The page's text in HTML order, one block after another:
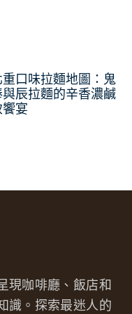
重口味拉麵地圖：鬼
與辰拉麵的辛香濃鹹
宴
現咖啡廳、飯店和
識。探索最迷人的